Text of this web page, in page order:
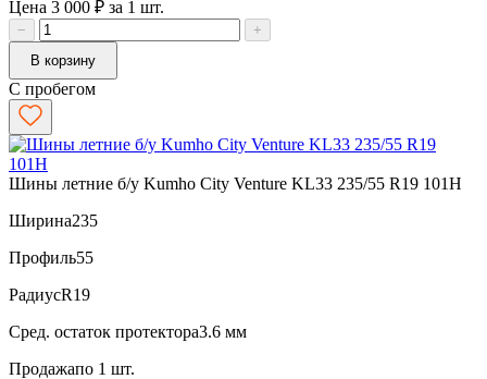
Цена 3 000 ₽ за 1 шт.
−
+
В корзину
С пробегом
Шины летние б/у Kumho City Venture KL33 235/55 R19 101H
Ширина235
Профиль55
РадиусR19
Сред. остаток протектора3.6 мм
Продажапо 1 шт.